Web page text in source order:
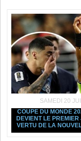
SAMEDI 20
COUPE DU MONDE
DEVIENT LE
VERTU DE LA